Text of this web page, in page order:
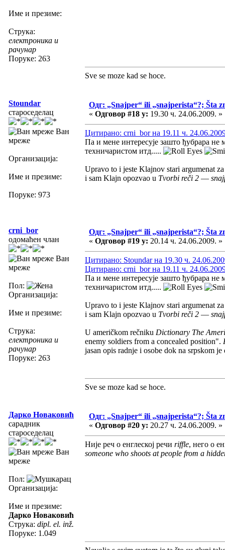
Име и презиме:
Струка:
електроника и
рачунар
Поруке: 263
Sve se moze kad se hoce.
Stoundar
староседелац
Ван
мреже
Организација:
Име и презиме:
Поруке: 973
Одг: „Snajper“ ili „snajperista“?; Šta
« Одговор #18 у: 19.30 ч. 24.06.2009. »
Цитирано: crni_bor на 19.11 ч.
Па и мене интересује зашто ђубрара
техничаристом итд.....
Upravo to i jeste Klajnov stari argumenat
i sam Klajn opozvao u Tvorbi reči 2 —
crni_bor
одомаћен члан
Ван
мреже
Пол:
Организација:
Име и презиме:
Струка:
електроника и
рачунар
Поруке: 263
Одг: „Snajper“ ili „snajperista“?; Šta
« Одговор #19 у: 20.14 ч. 24.06.2009. »
Цитирано: Stoundar на 19.30 ч.
Цитирано: crni_bor на 19.11 ч.
Па и мене интересује зашто ђубрара
техничаристом итд.....
Upravo to i jeste Klajnov stari argumenat
i sam Klajn opozvao u Tvorbi reči 2 —
U američkom rečniku Dictionary The
enemy soldiers from a concealed position".
jasan opis radnje i osobe dok na srpskom
Sve se moze kad se hoce.
Дарко Новаковић
сарадник
староседелац
Ван
мреже
Пол:
Организација:
Име и презиме:
Дарко Новаковић
Струка: dipl. el. inž.
Поруке: 1.049
Одг: „Snajper“ ili „snajperista“?; Šta
« Одговор #20 у: 20.27 ч. 24.06.2009. »
Није реч о енглеској речи riffle, него о
someone who shoots at people from a